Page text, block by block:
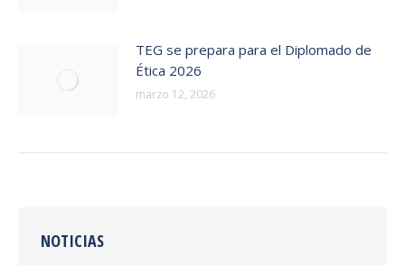
TEG se prepara para el Diplomado de
Ética 2026
marzo 12, 2026
NOTICIAS